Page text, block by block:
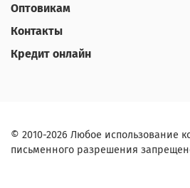
Оптовикам
Контакты
Кредит онлайн
© 2010-2026 Любое использование
письменного разрешения